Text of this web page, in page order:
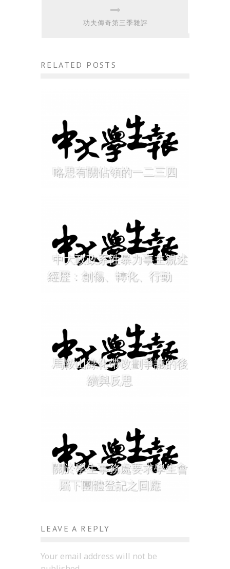
功夫傳奇第三季雜評
RELATED POSTS
略思有關佔領的一二三四
中大政政系性暴力事主親述
經歷：創傷、轉化、行動
馬鞍山綠化帶改劃爭議的後
續與反思
關於學生事務處要求學生會
屬下團體登記之回應
LEAVE A REPLY
Your email address will not be